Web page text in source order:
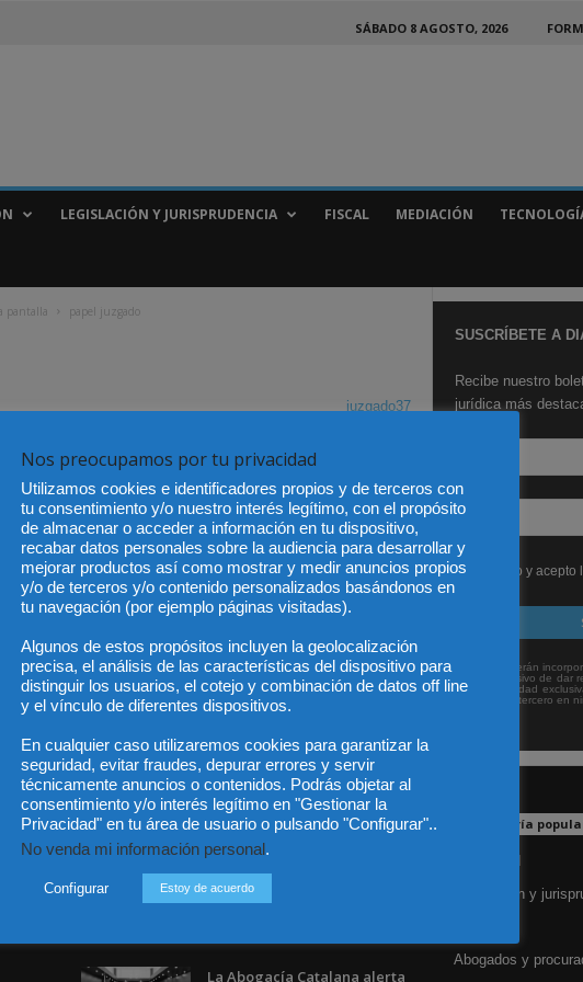
SÁBADO 8 AGOSTO, 2026
LEGISLACIÓN Y JURISPRUDENCIA FISCAL MEDIACIÓN
pantalla papel juzgado
juzgado37
SUSCRÍBETE A
Recibe nuestro
jurídica más
He leído y acepto
Sus datos serán
objeto exclusivo de dar
es de titularidad
cedido a un tercero en
Incluso más noticias
Especialización total: por
qué TBF Abogados es el
referente en derecho...
La Abogacía Catalana alerta
Categoría
Legislación y
Abogados y
Nos preocupamos por tu privacidad
Utilizamos cookies e identificadores propios y de terceros con
tu consentimiento y/o nuestro interés legítimo, con el propósito
de almacenar o acceder a información en tu dispositivo,
recabar datos personales sobre la audiencia para desarrollar y
mejorar productos así como mostrar y medir anuncios propios
y/o de terceros y/o contenido personalizados basándonos en
tu navegación (por ejemplo páginas visitadas).
Algunos de estos propósitos incluyen la geolocalización
precisa, el análisis de las características del dispositivo para
distinguir los usuarios, el cotejo y combinación de datos off line
y el vínculo de diferentes dispositivos.
En cualquier caso utilizaremos cookies para garantizar la
seguridad, evitar fraudes, depurar errores y servir
técnicamente anuncios o contenidos. Podrás objetar al
consentimiento y/o interés legítimo en "Gestionar la
Privacidad" en tu área de usuario o pulsando "Configurar"..
No venda mi información personal.
Configurar Estoy de acuerdo